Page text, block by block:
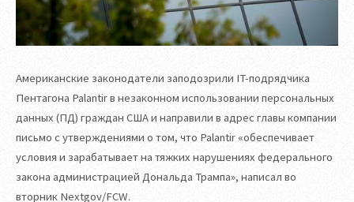
Американские законодатели заподозрили IT-подрядчика
Пентагона Palantir в незаконном использовании персональных
данных (ПД) граждан США и направили в адрес главы компании
письмо с утверждениями о том, что Palantir «обеспечивает
условия и зарабатывает на тяжких нарушениях федерального
закона администрацией Дональда Трампа», написал во
вторник Nextgov/FCW.